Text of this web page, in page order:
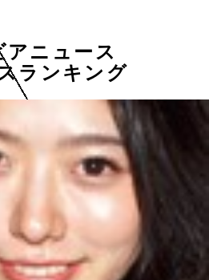
アニュース
ランキング